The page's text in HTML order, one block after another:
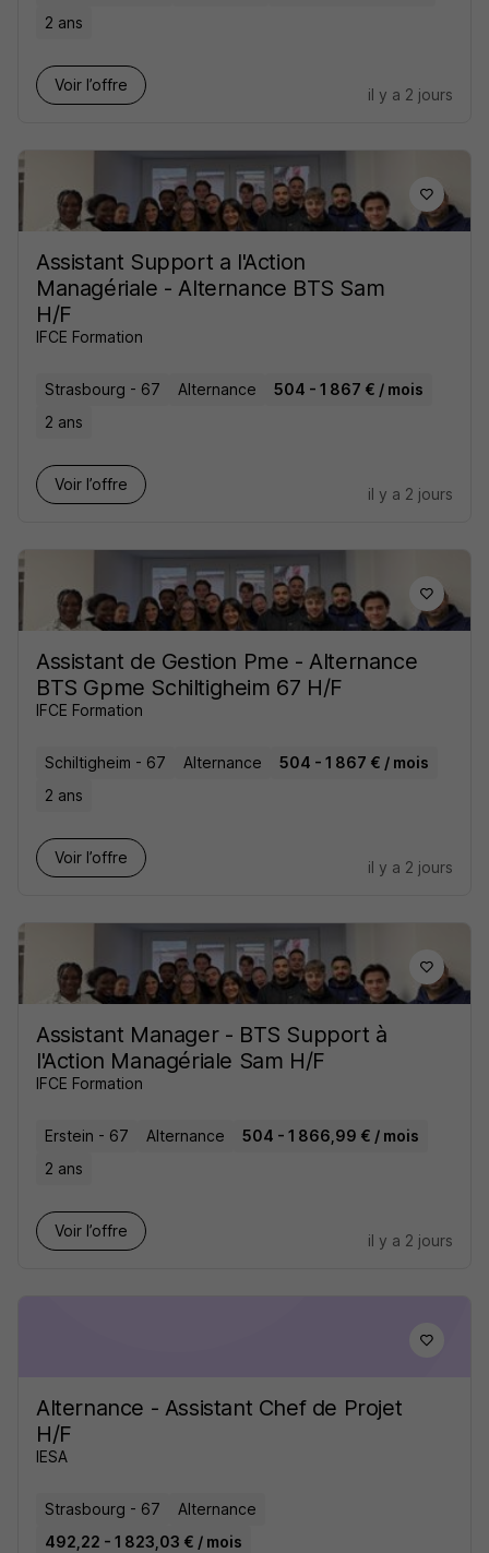
2 ans
Voir l’offre
il y a 2 jours
Assistant Support a l'Action
Managériale - Alternance BTS Sam
H/F
IFCE Formation
Strasbourg - 67 Alternance
504 - 1 867 € / mois
2 ans
Voir l’offre
il y a 2 jours
Assistant de Gestion Pme - Alternance
BTS Gpme Schiltigheim 67 H/F
IFCE Formation
Schiltigheim - 67 Alternance
504 - 1 867 € / mois
2 ans
Voir l’offre
il y a 2 jours
Assistant Manager - BTS Support à
l'Action Managériale Sam H/F
IFCE Formation
Erstein - 67 Alternance
504 - 1 866,99 € / mois
2 ans
Voir l’offre
il y a 2 jours
Alternance - Assistant Chef de Projet
H/F
IESA
Strasbourg - 67
Alternance
492,22 - 1 823,03 € / mois